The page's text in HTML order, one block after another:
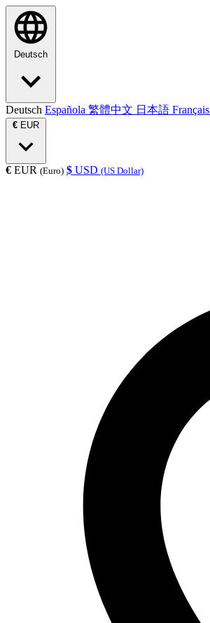
Deutsch
Deutsch Española 繁體中文 日本語 Français
€ EUR
€ EUR (Euro) $ USD (US Dollar)